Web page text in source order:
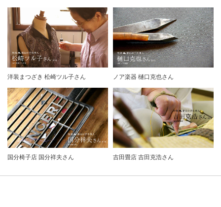
洋装まつざき 松崎ツル子さん ノア楽器 樋口克也さん
国分椅子店 国分祥夫さん 吉田畳店 吉田克浩さん